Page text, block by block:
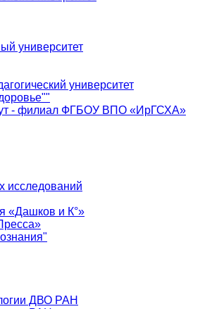
университет
университет
- филиал ФГБОУ ВПО «ИрГСХА»
исследований
«Дашков и К°»
ДВО РАН